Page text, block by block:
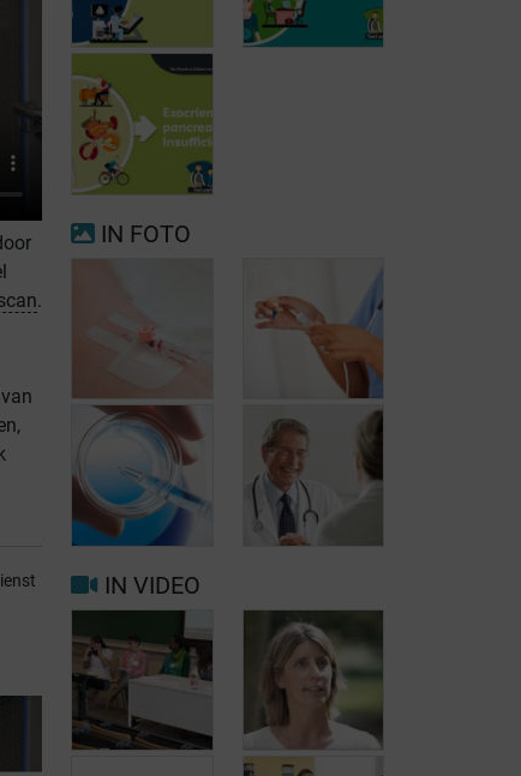
.
Voorkamerfibrillatie
pancreas-
insufficiëntie
IN FOTO
Transplantatie
van stamcellen:
hoe en
wanneer?
Behandeling
van non-
hodgkin
Behandeling
van
hodgkinlymfoom
Hodgkin- en
non-hodgkin:
welke
prognose?
IN VIDEO